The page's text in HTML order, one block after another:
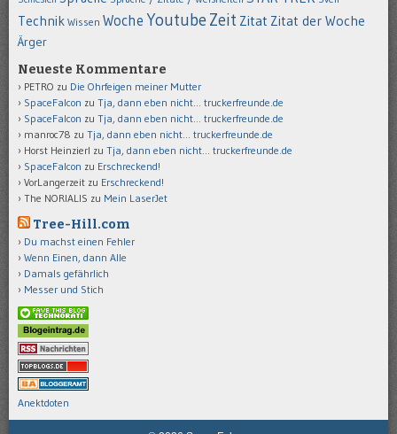
Technik Wissen Woche Youtube Zeit Zitat Zitat der Woche
Ärger
Neueste Kommentare
PETRO zu Die Ohrfeigen meiner Mutter
SpaceFalcon zu Tja, dann eben nicht… truckerfreunde.de
SpaceFalcon zu Tja, dann eben nicht… truckerfreunde.de
manroc78 zu Tja, dann eben nicht… truckerfreunde.de
Horst Heinzierl zu Tja, dann eben nicht… truckerfreunde.de
SpaceFalcon zu Erschreckend!
VorLangerzeit zu Erschreckend!
The NORIALIS zu Mein LaserJet
Tree-Hill.com
Du machst einen Fehler
Wenn Einen, dann Alle
Damals gefährlich
Messer und Stich
Anektdoten